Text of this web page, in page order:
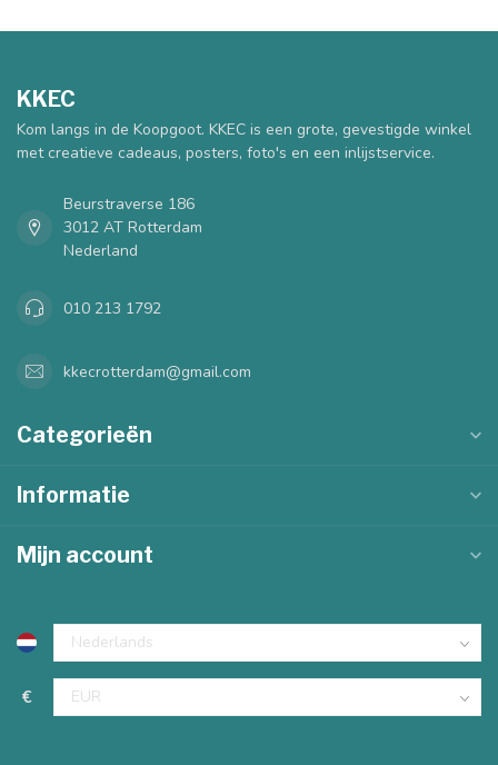
KKEC
Kom langs in de Koopgoot. KKEC is een grote, gevestigde winkel
met creatieve cadeaus, posters, foto's en een inlijstservice.
Beurstraverse 186
3012 AT Rotterdam
Nederland
010 213 1792
kkecrotterdam@gmail.com
Categorieën
Informatie
Mijn account
€